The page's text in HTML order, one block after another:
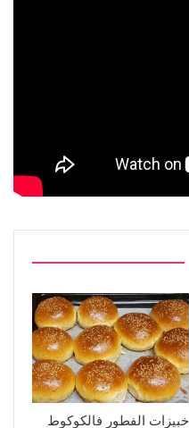
خبيزات الفطور فالكوكوط